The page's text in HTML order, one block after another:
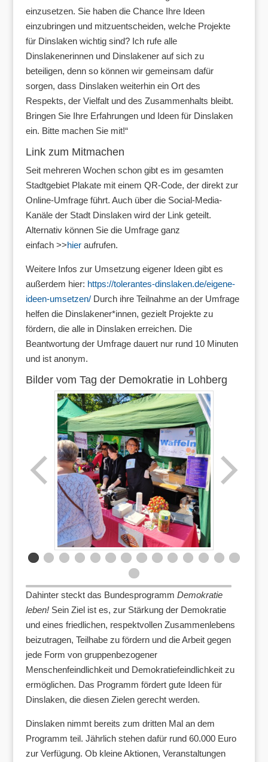
einzusetzen. Sie haben die Chance Ihre Ideen
einzubringen und mitzuentscheiden, welche Projekte
für Dinslaken wichtig sind? Ich rufe alle
Dinslakenerinnen und Dinslakener auf sich zu
beteiligen, denn so können wir gemeinsam dafür
sorgen, dass Dinslaken weiterhin ein Ort des
Respekts, der Vielfalt und des Zusammenhalts bleibt.
Bringen Sie Ihre Erfahrungen und Ideen für Dinslaken
ein. Bitte machen Sie mit!“
Link zum Mitmachen
Seit mehreren Wochen schon gibt es im gesamten
Stadtgebiet Plakate mit einem QR-Code, der direkt zur
Online-Umfrage führt. Auch über die Social-Media-
Kanäle der Stadt Dinslaken wird der Link geteilt.
Alternativ können Sie die Umfrage ganz
einfach >>hieraufrufen.
Weitere Infos zur Umsetzung eigener Ideen gibt es
außerdem hier: https://tolerantes-dinslaken.de/eigene-
ideen-umsetzen/Durch ihre Teilnahme an der Umfrage
helfen die Dinslakener*innen, gezielt Projekte zu
fördern, die alle in Dinslaken erreichen. Die
Beantwortung der Umfrage dauert nur rund 10 Minuten
und ist anonym.
Bilder vom Tag der Demokratie in Lohberg
Dahinter steckt das Bundesprogramm Demokratie
leben!Sein Ziel ist es, zur Stärkung der Demokratie
und eines friedlichen, respektvollen Zusammenlebens
beizutragen, Teilhabe zu fördern und die Arbeit gegen
jede Form von gruppenbezogener
Menschenfeindlichkeit und Demokratiefeindlichkeit zu
ermöglichen. Das Programm fördert gute Ideen für
Dinslaken, die diesen Zielen gerecht werden.
Dinslaken nimmt bereits zum dritten Mal an dem
Programm teil. Jährlich stehen dafür rund 60.000 Euro
zur Verfügung. Ob kleine Aktionen, Veranstaltungen